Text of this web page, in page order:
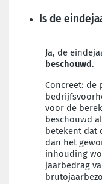
Is de
Ja, de
beschouwd.
Concreet: de
voor de
beschouwd
betekent dat
dan het
inhouding
jaarbedrag